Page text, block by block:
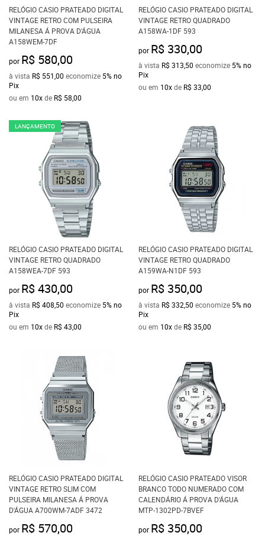
RELÓGIO CASIO PRATEADO DIGITAL
VINTAGE RETRO COM PULSEIRA
MILANESA Á PROVA D'ÁGUA
A158WEM-7DF
por R$ 580,00
à vista R$ 551,00 economize 5%no
Pix
ou em 10xde R$ 58,00
RELÓGIO CASIO PRATEADO DIGITAL
VINTAGE RETRO QUADRADO
A158WA-1DF 593
por R$ 330,00
à vista R$ 313,50 economize 5%no
Pix
ou em 10xde R$ 33,00
LANÇAMENTO
RELÓGIO CASIO PRATEADO DIGITAL
VINTAGE RETRO QUADRADO
A158WEA-7DF 593
por R$ 430,00
à vista R$ 408,50 economize 5%no
Pix
ou em 10xde R$ 43,00
RELÓGIO CASIO PRATEADO DIGITAL
VINTAGE RETRO QUADRADO
A159WA-N1DF 593
por R$ 350,00
à vista R$ 332,50 economize 5%no
Pix
ou em 10xde R$ 35,00
RELÓGIO CASIO PRATEADO DIGITAL
VINTAGE RETRO SLIM COM
PULSEIRA MILANESA Á PROVA
D'ÁGUA A700WM-7ADF 3472
por R$ 570,00
RELÓGIO CASIO PRATEADO VISOR
BRANCO TODO NUMERADO COM
CALENDÁRIO Á PROVA D'ÁGUA
MTP-1302PD-7BVEF
por R$ 350,00